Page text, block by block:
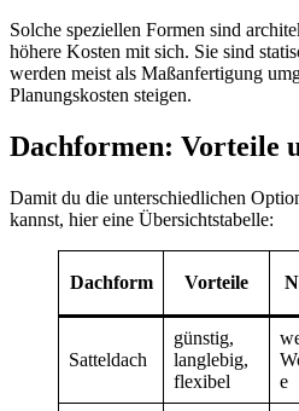
Solche speziellen Formen sind
höhere Kosten mit sich. Sie sind
werden meist als Maßanfertigung
Planungskosten steigen.
Dachformen: Vorteile
Damit du die unterschiedlichen
kannst, hier eine Übersichtstabelle:
Dachform Vorteile
Satteldach
günstig,
langlebig,
flexibel
e